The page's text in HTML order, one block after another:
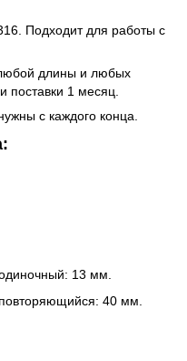
Подходит для работы с
длины и любых
поставки 1 месяц.
с каждого конца.
13 мм.
40 мм.